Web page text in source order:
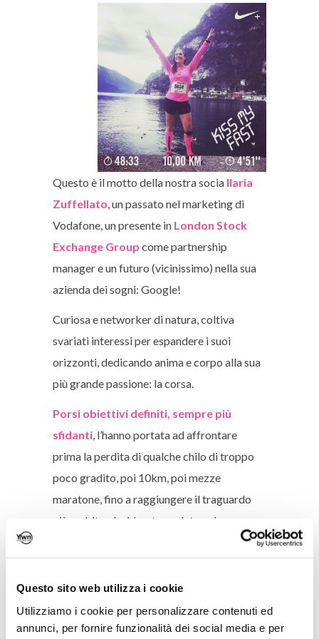
Questo sito web utilizza i cookie
Utilizziamo i cookie per personalizzare contenuti ed
annunci, per fornire funzionalità dei social media e per
Questo è il motto della nostra socia Ilaria
Zuffellato, un passato nel marketing di
Vodafone, un presente in London Stock
Exchange Group come partnership
manager e un futuro (vicinissimo) nella sua
azienda dei sogni: Google!
Curiosa e networker di natura, coltiva
svariati interessi per espandere i suoi
orizzonti, dedicando anima e corpo alla sua
più grande passione: la corsa.
Porsi obiettivi definiti, sempre più
sfidanti, l’hanno portata ad affrontare
prima la perdita di qualche chilo di troppo
poco gradito, poi 10km, poi mezze
maratone, fino a raggiungere il traguardo
più ambito, desiderato, sudato nel vero
York.
La corsa come metafora della vita.
ha inizio quasi per caso, quasi per scherzo, e
pian piano, vedendo i primi risultati, ci si